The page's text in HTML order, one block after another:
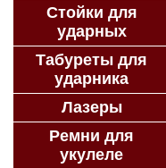
Стойки для
ударных
Табуреты для
ударника
Лазеры
Ремни для
укулеле